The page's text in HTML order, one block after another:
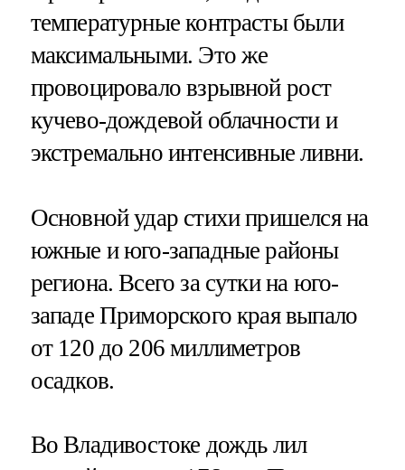
температурные контрасты были
максимальными. Это же
провоцировало взрывной рост
кучево-дождевой облачности и
экстремально интенсивные ливни.
Основной удар стихи пришелся на
южные и юго-западные районы
региона. Всего за сутки на юго-
западе Приморского края выпало
от 120 до 206 миллиметров
осадков.
Во Владивостоке дождь лил